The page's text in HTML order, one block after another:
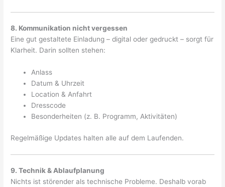
8. Kommunikation nicht vergessen
Eine gut gestaltete Einladung – digital oder gedruckt – sorgt für
Klarheit. Darin sollten stehen:
Anlass
Datum & Uhrzeit
Location & Anfahrt
Dresscode
Besonderheiten (z. B. Programm, Aktivitäten)
Regelmäßige Updates halten alle auf dem Laufenden.
9. Technik & Ablaufplanung
Nichts ist störender als technische Probleme. Deshalb vorab